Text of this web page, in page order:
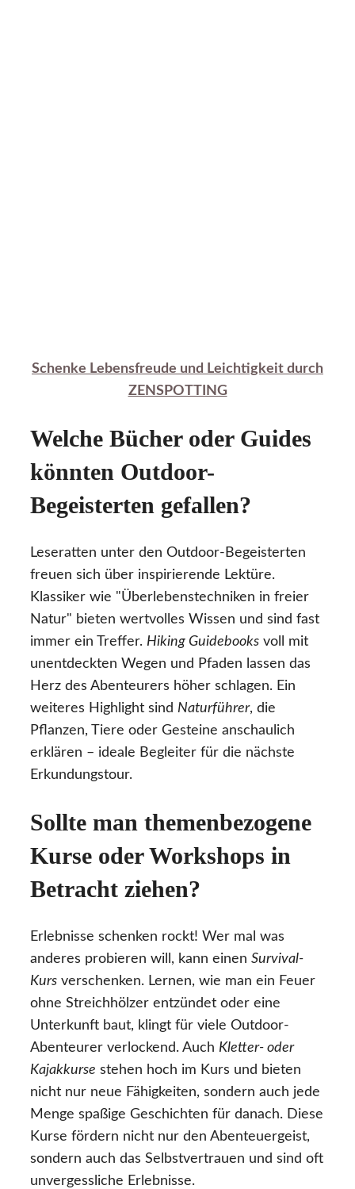
Schenke Lebensfreude und Leichtigkeit durch
ZENSPOTTING
Welche Bücher oder Guides
könnten Outdoor-
Begeisterten gefallen?
Leseratten unter den Outdoor-Begeisterten
freuen sich über inspirierende Lektüre.
Klassiker wie "Überlebenstechniken in freier
Natur" bieten wertvolles Wissen und sind fast
immer ein Treffer. Hiking Guidebooks voll mit
unentdeckten Wegen und Pfaden lassen das
Herz des Abenteurers höher schlagen. Ein
weiteres Highlight sind Naturführer, die
Pflanzen, Tiere oder Gesteine anschaulich
erklären – ideale Begleiter für die nächste
Erkundungstour.
Sollte man themenbezogene
Kurse oder Workshops in
Betracht ziehen?
Erlebnisse schenken rockt! Wer mal was
anderes probieren will, kann einen Survival-
Kurs verschenken. Lernen, wie man ein Feuer
ohne Streichhölzer entzündet oder eine
Unterkunft baut, klingt für viele Outdoor-
Abenteurer verlockend. Auch Kletter- oder
Kajakkurse stehen hoch im Kurs und bieten
nicht nur neue Fähigkeiten, sondern auch jede
Menge spaßige Geschichten für danach. Diese
Kurse fördern nicht nur den Abenteuergeist,
sondern auch das Selbstvertrauen und sind oft
unvergessliche Erlebnisse.